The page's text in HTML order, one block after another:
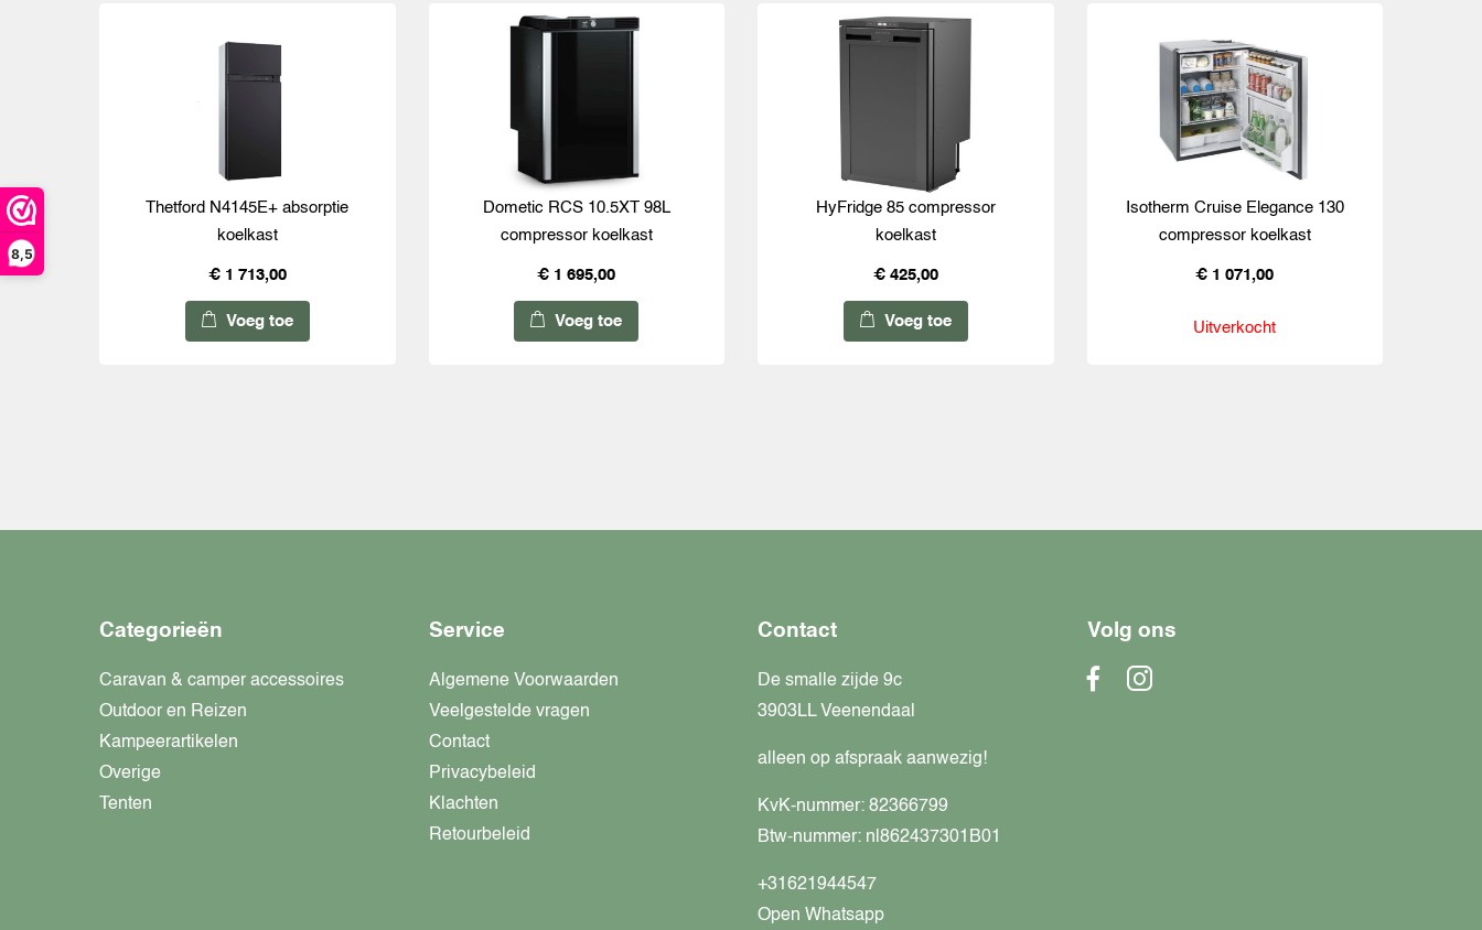
8,5
Thetford N4145E+ absorptie
koelkast
€ 1 713,00
Voeg toe
Dometic RCS 10.5XT 98L
compressor koelkast
€ 1 695,00
Voeg toe
HyFridge 85 compressor
koelkast
€ 425,00
Voeg toe
Isotherm Cruise Elegance 130
compressor koelkast
€ 1 071,00
Uitverkocht
Categorieën
Caravan & camper accessoires
Outdoor en Reizen
Kampeerartikelen
Overige
Tenten
Service
Algemene Voorwaarden
Veelgestelde vragen
Contact
Privacybeleid
Klachten
Retourbeleid
Contact
De smalle zijde 9c
3903LL Veenendaal
alleen op afspraak aanwezig!
KvK-nummer: 82366799
Btw-nummer: nl862437301B01
+31621944547
Open Whatsapp
Volg ons